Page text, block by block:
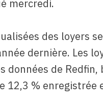
mercredi.
des loyers
dernière. Les
données de Redfin,
12,3 % enregistrée